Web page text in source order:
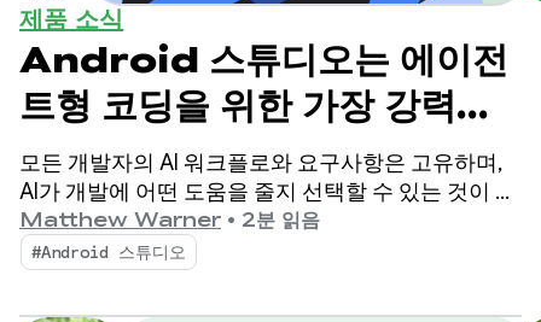
제품 소식
Android 스튜디오는 에이전
트형 코딩을 위한 가장 강력한
로컬 모델인 Gemma 4를 지
원합니다.
모든 개발자의 AI 워크플로와 요구사항은 고유하며,
AI가 개발에 어떤 도움을 줄지 선택할 수 있는 것이 중
요합니다. 1월에 Android 스튜디오에서 AI 기능을 구
동하는 데 로컬 또는 원격 AI 모델을 선택할 수 있는 기
능이 도입되었습니다.
Matthew Warner • 2분 읽음
#Android 스튜디오